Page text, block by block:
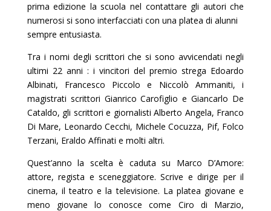
prima edizione la scuola nel contattare gli autori che
numerosi si sono interfacciati con una platea di alunni
sempre entusiasta.
Tra i nomi degli scrittori che si sono avvicendati negli
ultimi 22 anni : i vincitori del premio strega Edoardo
Albinati, Francesco Piccolo e Niccolò Ammaniti, i
magistrati scrittori Gianrico Carofiglio e Giancarlo De
Cataldo, gli scrittori e giornalisti Alberto Angela, Franco
Di Mare, Leonardo Cecchi, Michele Cocuzza, Pif, Folco
Terzani, Eraldo Affinati e molti altri.
Quest’anno la scelta è caduta su Marco D’Amore:
attore, regista e sceneggiatore. Scrive e dirige per il
cinema, il teatro e la televisione. La platea giovane e
meno giovane lo conosce come Ciro di Marzio,